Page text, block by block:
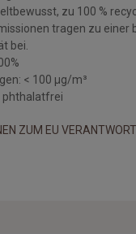
zu 100 %
tragen zu einer
bei.
< 100 µg/m³
phthalatfrei
ZUM EU